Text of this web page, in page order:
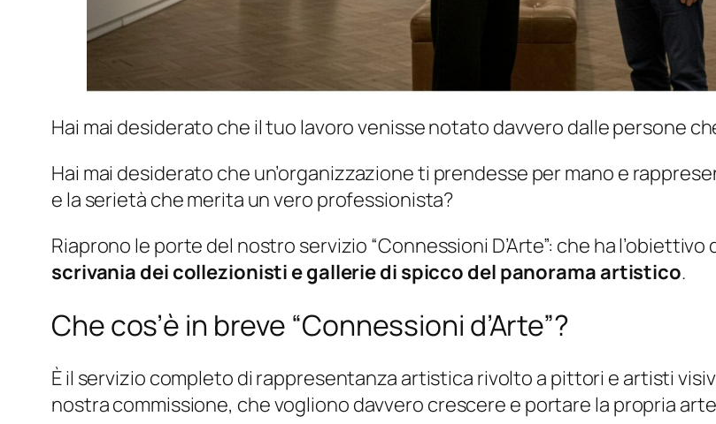
Hai mai desiderato che il tuo lavoro venisse notato davvero dalle persone
Hai mai desiderato che un’organizzazione ti prendesse per mano e
e la serietà che merita un vero professionista?
Riaprono le porte del nostro servizio “Connessioni D’Arte”: che ha
scrivania dei collezionisti e gallerie di spicco del panorama artistico.
Che cos’è in breve “Connessioni d’Arte”?
È il servizio completo di rappresentanza artistica rivolto a pittori e artisti
nostra commissione, che vogliono davvero crescere e portare la propria